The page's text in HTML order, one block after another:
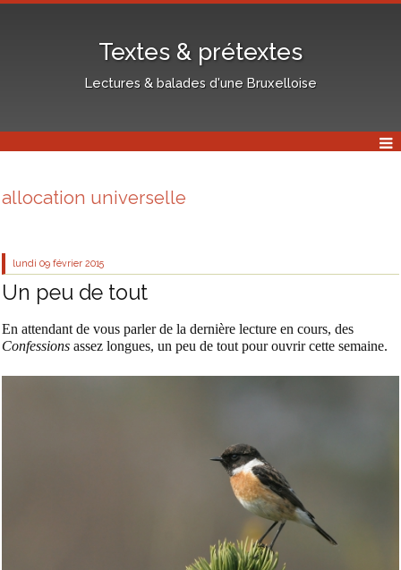
Textes & prétextes
Lectures & balades d'une Bruxelloise
allocation universelle
lundi 09 février 2015
Un peu de tout
En attendant de vous parler de la dernière lecture en cours, des
Confessions assez longues, un peu de tout pour ouvrir cette semaine.